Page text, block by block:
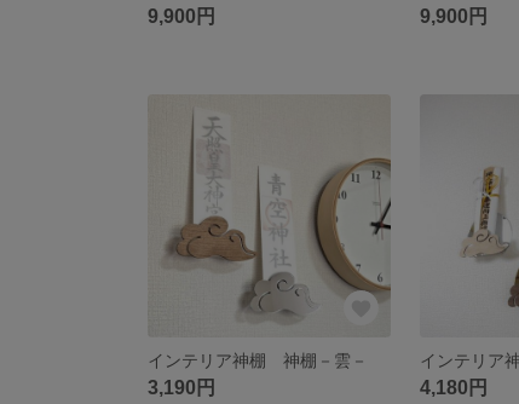
9,900円 9,900円
インテリア神棚 神棚－雲－
3,190円 4,180円